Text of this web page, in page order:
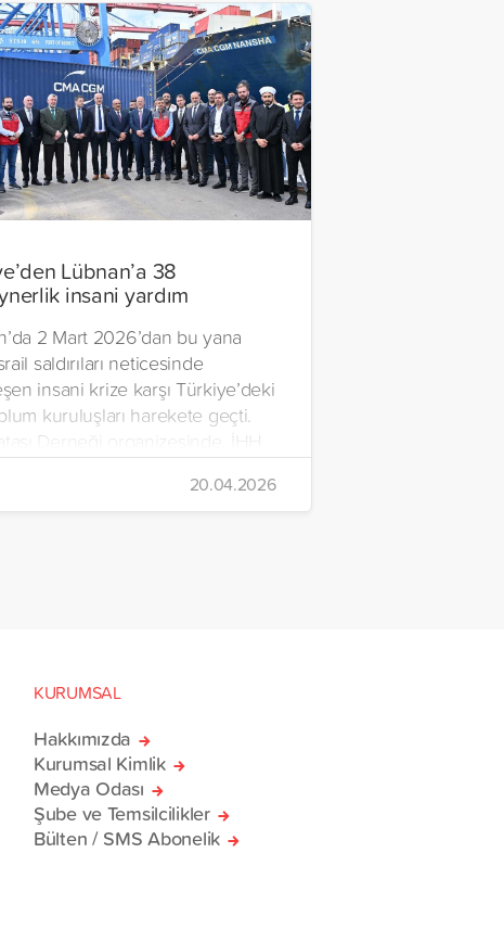
Lübnan’a 38
insani yardım
2 Mart 2026’dan bu yana
saldırıları neticesinde
insani krize karşı Türkiye’deki
kuruluşları harekete geçti.
Derneği organizesinde, İHH
Vakfı, Yetim Vakfı ve
Çocukları Derneği tarafından
ve içerisinde acil ihtiyaç
20.04.2026
KURUMSAL
Hakkımızda
Kurumsal Kimlik
Medya Odası
Şube ve Temsilcilikler
Bülten / SMS Abonelik